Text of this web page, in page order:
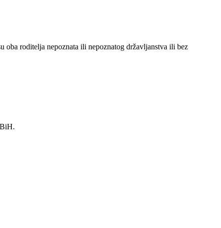
roditelja nepoznata ili nepoznatog državljanstva ili bez